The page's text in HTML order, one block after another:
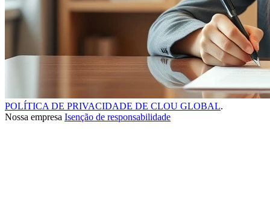
POLÍTICA DE PRIVACIDADE DE CLOU GLOBAL.
Nossa empresa Isenção de responsabilidade